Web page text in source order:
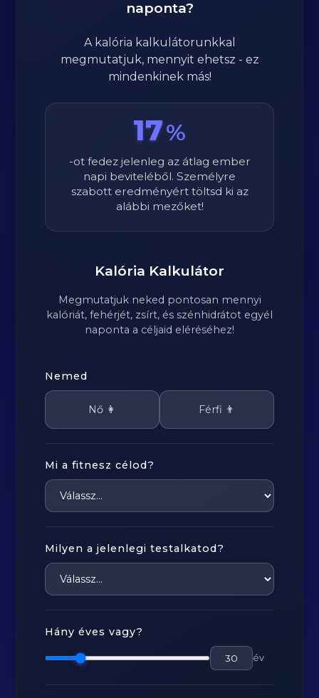
naponta?
A kalória kalkulátorunkkal
megmutatjuk, mennyit ehetsz - ez
mindenkinek más!
17%
-ot fedez jelenleg az átlag ember
napi beviteléből. Személyre
szabott eredményért töltsd ki az
alábbi mezőket!
Kalória Kalkulátor
Megmutatjuk neked pontosan mennyi
kalóriát, fehérjét, zsírt, és szénhidrátot egyél
naponta a céljaid eléréséhez!
Nemed
Nő 👩 Férfi 👨
Mi a fitnesz célod?
Milyen a jelenlegi testalkatod?
Hány éves vagy?
év